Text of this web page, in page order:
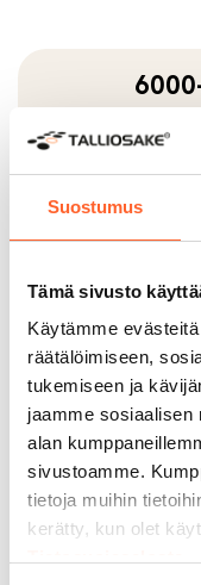
Suostumus
Tämä sivusto
Käytämme
räätälöimiseen,
tukemiseen ja
jaamme sosiaalisen
alan
sivustoamme.
tietoja muihin
kerätty, kun olet
200